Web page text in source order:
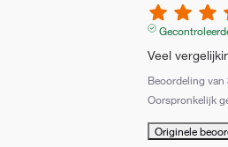
Veel
Beoordeling van
Oorspronkelijk
Originele